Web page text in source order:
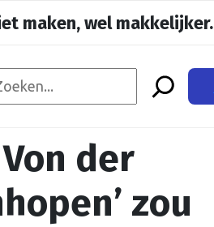
maken, wel makkelijker.
der
zou